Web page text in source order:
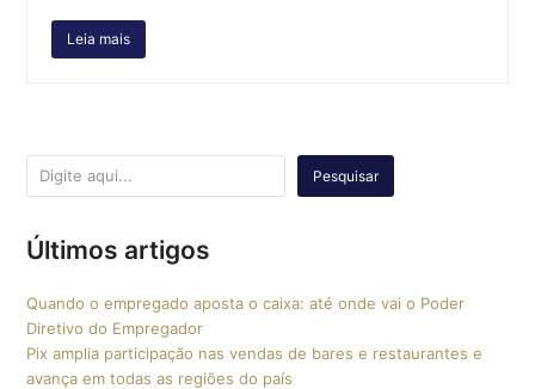
Leia mais
Pesquisar
Últimos artigos
Quando o empregado aposta o caixa: até onde vai o Poder
Diretivo do Empregador
Pix amplia participação nas vendas de bares e restaurantes e
avança em todas as regiões do país